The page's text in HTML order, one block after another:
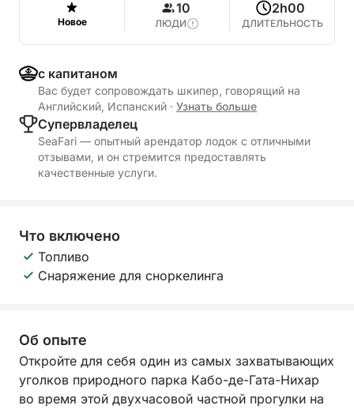
Новое
10
ЛЮДИ
2h00
ДЛИТЕЛЬНОСТЬ
с капитаном
Вас будет сопровождать шкипер, говорящий на
Английский, Испанский · Узнать больше
Cупервладелец
SeaFari — опытный арендатор лодок с отличными
отзывами, и он стремится предоставлять
качественные услуги.
Что включено
Топливо
Снаряжение для сноркелинга
Об опыте
Откройте для себя один из самых захватывающих
уголков природного парка Кабо-де-Гата-Нихар
во время этой двухчасовой частной прогулки на